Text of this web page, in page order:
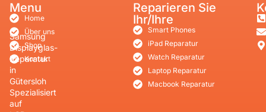
Samsung
Displayglas-
Reparatur
in
Gütersloh
Spezialisiert
auf
Menu
Home
Über uns
Shop
Kontakt
Reparieren Sie
Ihr/Ihre
Smart Phones
iPad Reparatur
Watch Reparatur
Laptop Reparatur
Macbook Reparatur